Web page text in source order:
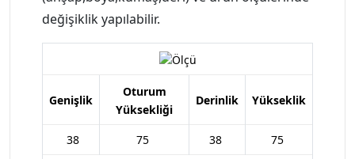
değişiklik yapılabilir.
Genişlik
Oturum
Yüksekliği
Derinlik Yükseklik
38 75 38
75